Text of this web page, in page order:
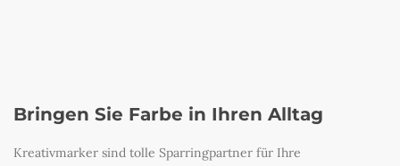
Bringen Sie Farbe in Ihren Alltag
Kreativmarker sind tolle Sparringpartner für Ihre